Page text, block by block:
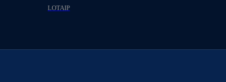
LOTAIP